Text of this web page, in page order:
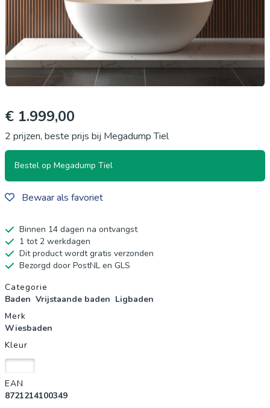
€ 1.999,00
2 prijzen, beste prijs bij Megadump Tiel
Bestel op Megadump Tiel
Bewaar als favoriet
Binnen 14 dagen na ontvangst
1 tot 2 werkdagen
Dit product wordt gratis verzonden
Bezorgd door PostNL en GLS
Productgegevens
Categorie
Baden Vrijstaande baden Ligbaden
Merk
Wiesbaden
Kleur
EAN
8721214100349